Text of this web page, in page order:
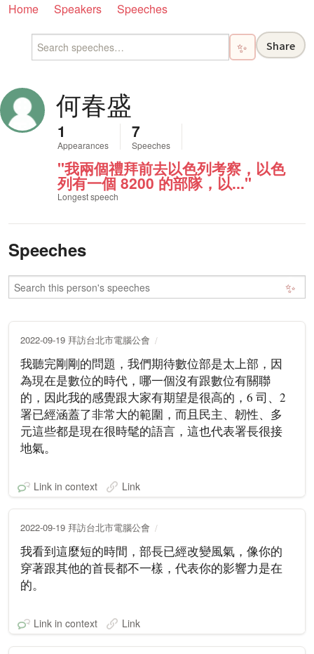
Home Speakers Speeches
✨ Share
何春盛
1
Appearances
7
Speeches
"我兩個禮拜前去以色列考察，以色
列有一個 8200 的部隊，以..."
Longest speech
Speeches
✨
2022-09-19 拜訪台北市電腦公會
我聽完剛剛的問題，我們期待數位部是太上部，因
為現在是數位的時代，哪一個沒有跟數位有關聯
的，因此我的感覺跟大家有期望是很高的，6 司、2
署已經涵蓋了非常大的範圍，而且民主、韌性、多
元這些都是現在很時髦的語言，這也代表署長很接
地氣。
Link in context Link
2022-09-19 拜訪台北市電腦公會
我看到這麼短的時間，部長已經改變風氣，像你的
穿著跟其他的首長都不一樣，代表你的影響力是在
的。
Link in context Link